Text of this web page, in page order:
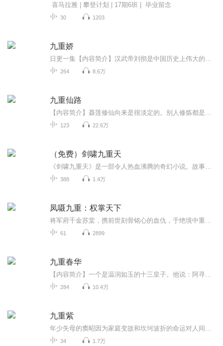
喜马拉雅 | 攀登计划 | 17期6班 | 毕业留念
30 1203
九重娇
264 8.6万
九重仙路
123 22.6万
（免费）剑啸九重天
388 1.4万
凤嗫九重：权掌天下
61 2899
九重春华
284 10.4万
九重紫
34 1.7万